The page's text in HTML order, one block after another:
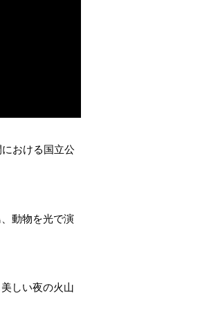
おける国立公
動物を光で演
しい夜の火山